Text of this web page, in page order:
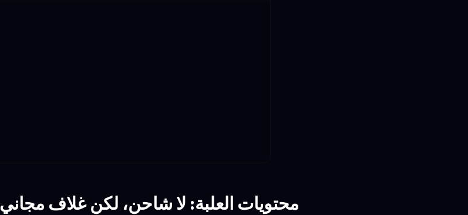
محتويات العلبة: لا شاحن، لكن غلاف مجاني